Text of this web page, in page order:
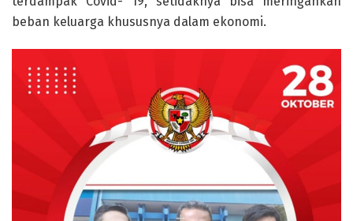
beban keluarga khususnya dalam ekonomi.